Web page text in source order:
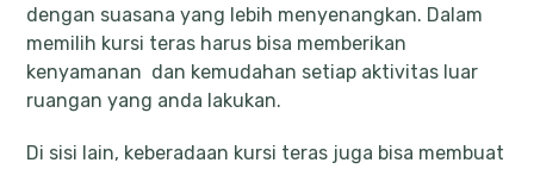
dengan suasana yang lebih menyenangkan. Dalam
memilih kursi teras harus bisa memberikan
kenyamanan dan kemudahan setiap aktivitas luar
ruangan yang anda lakukan.
Di sisi lain, keberadaan kursi teras juga bisa membuat